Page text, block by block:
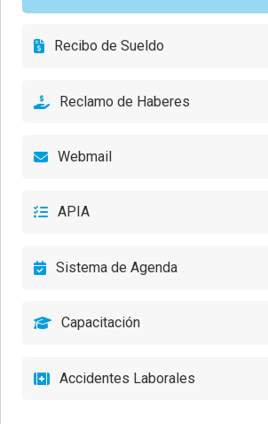
Recibo de Sueldo
Reclamo de Haberes
Webmail
APIA
Sistema de Agenda
Capacitación
Accidentes Laborales